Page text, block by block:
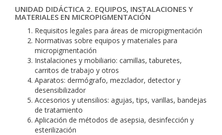
UNIDAD DIDÁCTICA 2. EQUIPOS, INSTALACIONES Y
MATERIALES EN MICROPIGMENTACIÓN
Requisitos legales para áreas de micropigmentación
Normativas sobre equipos y materiales para
micropigmentación
Instalaciones y mobiliario: camillas, taburetes,
carritos de trabajo y otros
Aparatos: dermógrafo, mezclador, detector y
desensibilizador
Accesorios y utensilios: agujas, tips, varillas, bandejas
de tratamiento
Aplicación de métodos de asepsia, desinfección y
esterilización